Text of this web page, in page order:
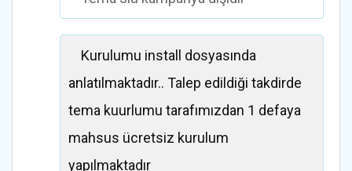
Kurulumu install dosyasında
anlatılmaktadır.. Talep edildiği takdirde
tema kuurlumu tarafımızdan 1 defaya
mahsus ücretsiz kurulum
yapılmaktadır